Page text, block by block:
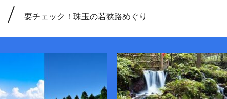
要チェック！珠玉の若狭路めぐり